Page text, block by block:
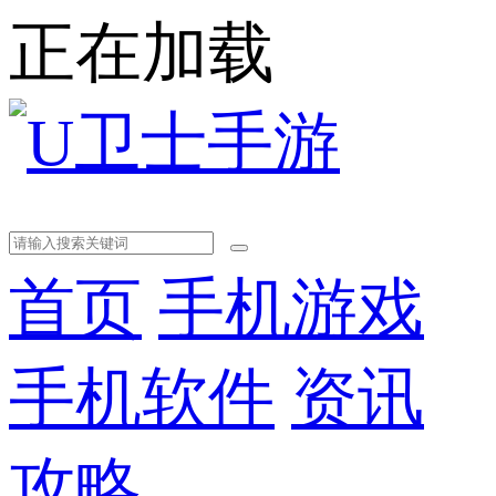
正在加载
首页 手机游戏
手机软件 资讯